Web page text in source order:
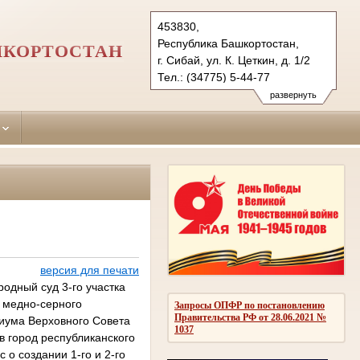
развернуть
453830,
Республика Башкортостан,
г. Сибай, ул. К. Цеткин, д. 1/2
Тел.: (34775) 5-44-77
sibaisky.bkr@sudrf.ru
Запросы ОПФР по постановлению
Правительства РФ от 28.06.2021 №
1037
версия для печати
Сибай Баймакского района БАССР. Свою трудовую деятельность начала в 1967 году в Бурзянском районе в качестве медицинского работника в районной больнице. В 1969 году работала в Архангельской районной больнице. В 1975 году поступила на заочное отделение юридического факультета БашГУ, который закончила в 1981 году. С 1981 года по 1983 год работала заместителем председателя Архангельского районного комитета народного контроля. С 1983 по 1985 год работала заведующей юридической консультацией Архангельского района. 18 марта 1985 года избрана народным судьёй Архангельского района. 21 июня 1987 года избрана народным судьей и назначена председателем Баймакского народного суда БАССР, где проработала до 1991 года. С ноября 1991 года по ноябрь 2001 года работала судьей Сибайского городского народного суда БАССР. В период времени с ноября 2001 года по февраль 2004 года, с января 2011 по июль 2012 года и с июля 2015 года по 28 февраля 2017 года осуществляла правосудие по контракту судьи. С 1994 по 1995 г.г. судьей Сибайского городского суда работала Зиганшина Роза Ишбулдовна. Родилась Зиганшина Р.И. 17 июля 1957 года в г. Сибай. В 1976 году поступила на юридический факультет БашГУ. С 1979 года по 1986 год член Башкирской Республиканской коллегии адвокатов. С 1984 год по 1994 год работала заведующей Сибайской городской юридической консультации. С марта 1994 года назначена судьей Сибайского городского суда, где проработала до октября 1995 года. В период с 1995 года по 2000 год судьёй Сибайского городского суда работал Ягудин Рафик Ахметович. Родился Ягудин Р.А. 31 января 1958 года в деревне Утяганово Абзелиловского района БАССР. В 1978-1983 г.г. обучался на юридическом факультете БашГУ. С 1983 года по 1995 год он был стажером следователя, следователем прокуратуры Баймакского района, прокурором следственного управления прокуратуры БАССР, следователем прокуратуры Благоварского района, прокурором Хай